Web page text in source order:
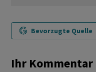
Bevorzugte Quelle
Ihr Kommentar